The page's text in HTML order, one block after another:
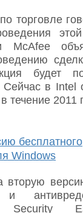
торговле
будет
в Intel
течение 2011
бесплатного
Windows
вторую
и
Security